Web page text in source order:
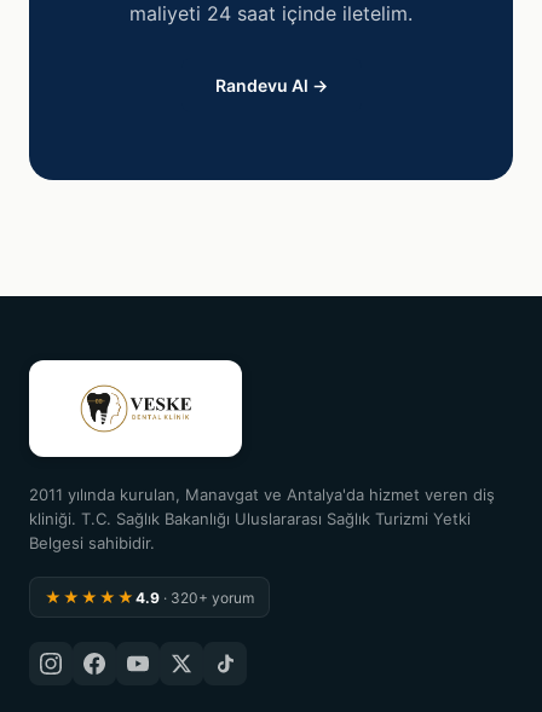
maliyeti 24 saat içinde iletelim.
Randevu Al →
2011 yılında kurulan, Manavgat ve Antalya'da hizmet veren diş
kliniği. T.C. Sağlık Bakanlığı Uluslararası Sağlık Turizmi Yetki
Belgesi sahibidir.
★★★★★ 4.9 · 320+ yorum